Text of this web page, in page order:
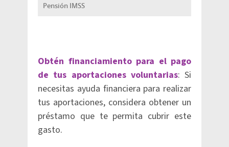
Pensión IMSS
Obtén financiamiento para el pago
de tus aportaciones voluntarias: Si
necesitas ayuda financiera para realizar
tus aportaciones, considera obtener un
préstamo que te permita cubrir este
gasto.